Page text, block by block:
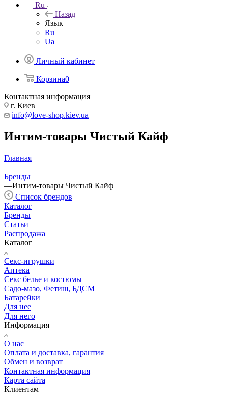
Ru
Назад
Язык
Ru
Ua
Личный кабинет
Корзина0
Контактная информация
г. Киев
info@love-shop.kiev.ua
Интим-товары Чистый Кайф
Главная
—
Бренды
—Интим-товары Чистый Кайф
Список брендов
Каталог
Бренды
Статьи
Распродажа
Каталог
Секс-игрушки
Аптека
Секс белье и костюмы
Садо-мазо, Фетиш, БДСМ
Батарейки
Для нее
Для него
Информация
О нас
Оплата и доставка, гарантия
Обмен и возврат
Контактная информация
Карта сайта
Клиентам